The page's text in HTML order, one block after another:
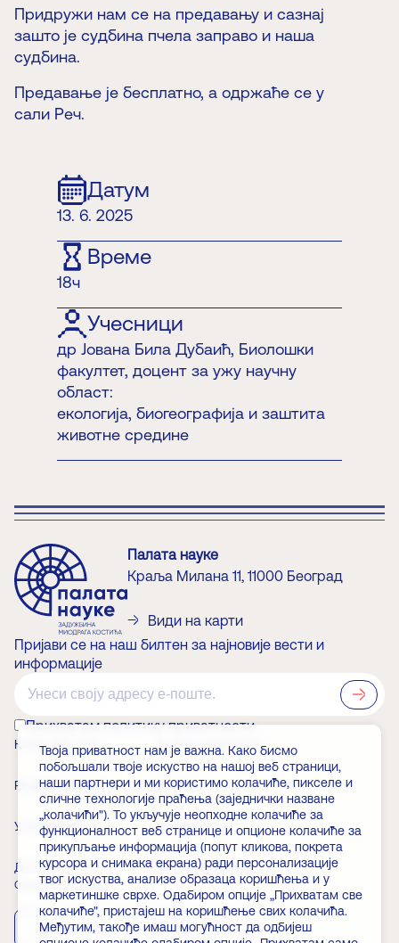
Придружи нам се на предавању и сазнај
зашто је судбина пчела заправо и наша
судбина.
Предавање је бесплатно, а одржаће се у
сали Реч.
Датум
13. 6. 2025
Време
18ч
Учесници
др Јована Била Дубаић, Биолошки
факултет, доцент за ужу научну
област:
екологија, биогеографија и заштита
животне средине
Палата науке
Краља Милана 11, 11000 Београд
Види на карти
Пријави се на наш билтен за најновије вести и
информације
Прихватам политику приватности
КАКО ДО НАС О ЗАДУЖБИНАРУ
РАДНО ВРЕМЕ ВЕСТИ
УЛАЗНИЦЕ ЧЛАНСТВО
ДОГАЂАЈИ ЧЕСТА ПИТАЊА
Скини апликацију
App Store Play Store
Твоја приватност нам је важна. Како бисмо
побољшали твоје искуство на нашој веб страници,
наши партнери и ми користимо колачиће, пикселе и
сличне технологије праћења (заједнички назване
„колачићи"). То укључује неопходне колачиће за
функционалност веб странице и опционе колачиће за
прикупљање информација (попут кликова, покрета
курсора и снимака екрана) ради персонализације
твог искуства, анализе образаца коришћења и у
маркетиншке сврхе. Одабиром опције „Прихватам све
колачиће", пристајеш на коришћење свих колачића.
Међутим, такође имаш могућност да одбијеш